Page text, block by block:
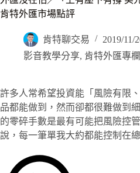
肯特外匯市場點評
肯特聊交易
2019/11/
影音教學分享, 肯特外匯專欄
許多人常希望投資能「風險有限
品都能做到，然而卻都很難做到
的零碎手數是最有可能把風險控
說，每一筆單我大約都能控制在